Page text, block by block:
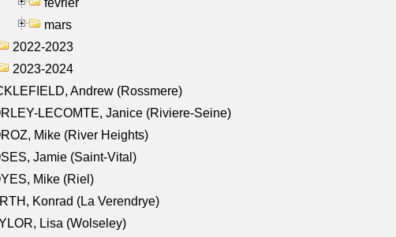
mars
2022-2023
2023-2024
Andrew (Rossmere)
LECOMTE, Janice (Riviere-Seine)
Mike (River Heights)
Jamie (Saint-Vital)
Mike (Riel)
Konrad (La Verendrye)
Lisa (Wolseley)